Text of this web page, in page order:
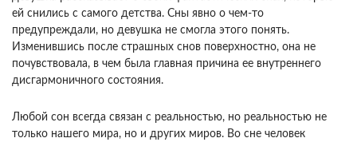
ей снились с самого детства. Сны явно о чем-то
предупреждали, но девушка не смогла этого понять.
Изменившись после страшных снов поверхностно, она не
почувствовала, в чем была главная причина ее внутреннего
дисгармоничного состояния.
Любой сон всегда связан с реальностью, но реальностью не
только нашего мира, но и других миров. Во сне человек